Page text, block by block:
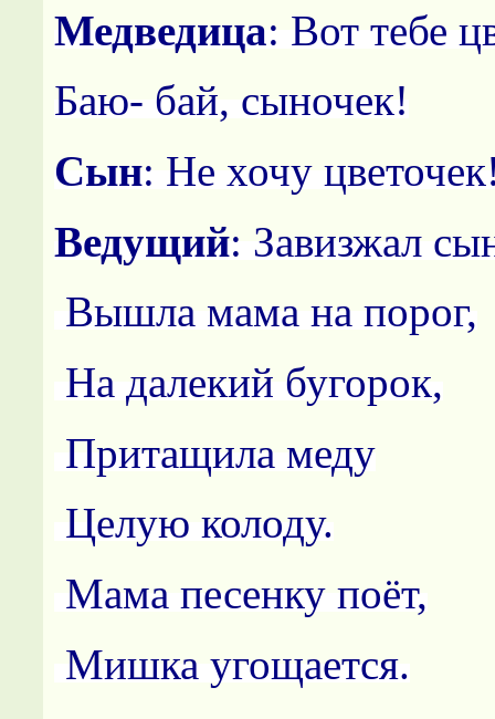
Медведица: Вот тебе
Баю- бай, сыночек!
Сын: Не хочу
Ведущий: Завизжал
Вышла мама на порог,
На далекий бугорок,
Притащила меду
Целую колоду.
Мама песенку поёт,
Мишка угощается.